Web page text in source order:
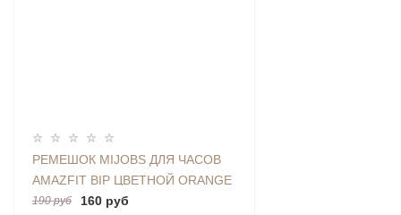
РЕМЕШОК MIJOBS ДЛЯ ЧАСОВ
AMAZFIT BIP ЦВЕТНОЙ ORANGE
190 руб 160 руб